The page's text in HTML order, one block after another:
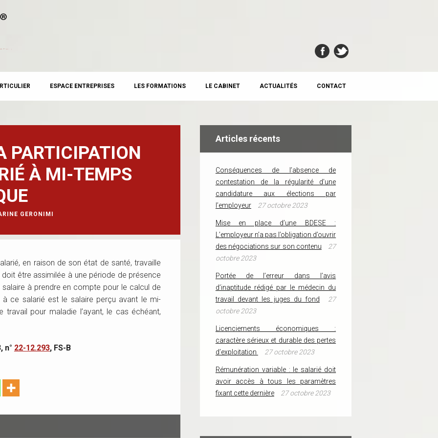
ESPACE ENTREPRISES LES FORMATIONS LE CABINET ACTUALITÉS CONTACT
PARTICIPATION
À MI-TEMPS
GERONIMI
en raison de son état de santé, travaille
être assimilée à une période de présence
salaire à prendre en compte pour le calcul de
à ce salarié est le salaire perçu avant le mi-
travail pour maladie l’ayant, le cas échéant,
n° 22-12.293, FS-B
Articles récents
Conséquences de l’absence de
contestation de la régularité d’une
candidature aux élections par
l’employeur
27 octobre 2023
Mise en place d’une BDESE :
L’employeur n’a pas l’obligation d’ouvrir
des négociations sur son contenu
27
octobre 2023
Portée de l’erreur dans l’avis
d’inaptitude rédigé par le médecin du
travail devant les juges du fond
27
octobre 2023
Licenciements économiques :
caractère sérieux et durable des pertes
d’exploitation
27 octobre 2023
Rémunération variable : le salarié doit
avoir accès à tous les paramètres
fixant cette dernière
27 octobre 2023